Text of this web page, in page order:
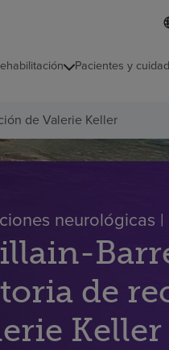
d
o
l
a
d
Pacientes y
de Valerie Keller
neurológicas
de
Keller